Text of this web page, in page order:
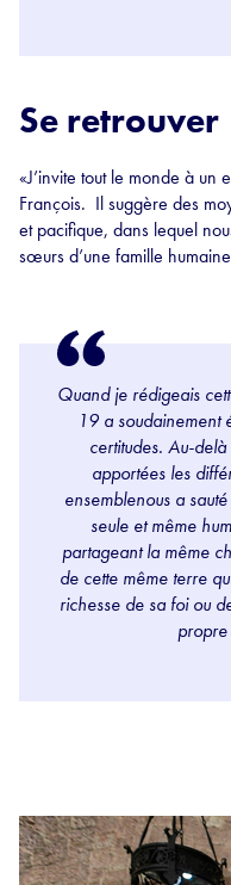
Se retrouver
«J’invite tout le monde à un
François. Il suggère des
et pacifique, dans lequel
sœurs d’une famille
Quand je rédigeais
19 a soudainement
certitudes. Au-
apportées les
ensemblenous a
seule et même
partageant la même
de cette même terre
richesse de sa foi ou